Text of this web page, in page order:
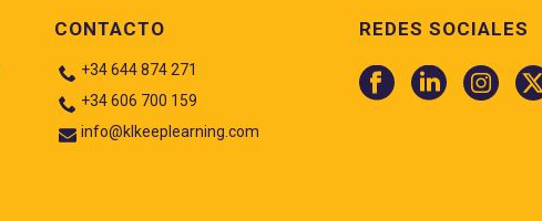
CONTACTO
+34 644 874 271
+34 606 700 159
info@klkeeplearning.com
REDES SOCIALES